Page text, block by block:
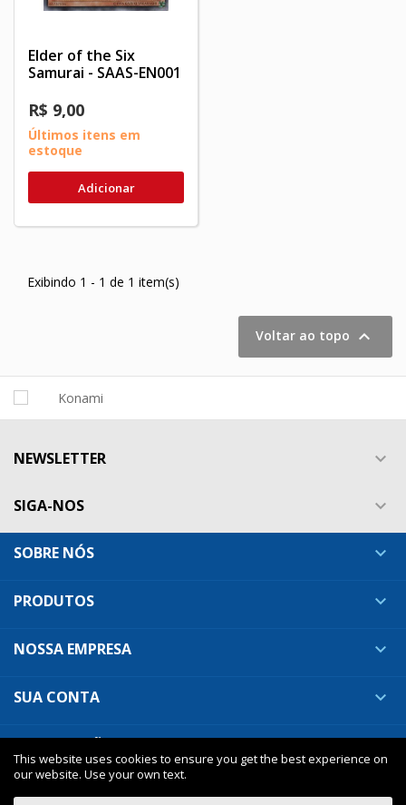
Elder of the Six
Samurai - SAAS-EN001
R$ 9,00
Últimos itens em
estoque
Adicionar
Exibindo 1 - 1 de 1 item(s)
Voltar ao topo 
NEWSLETTER 
SIGA-NOS 
SOBRE NÓS 
PRODUTOS 
NOSSA EMPRESA 
SUA CONTA 
This website uses cookies to ensure you get the best experience on
our website. Use your own text.